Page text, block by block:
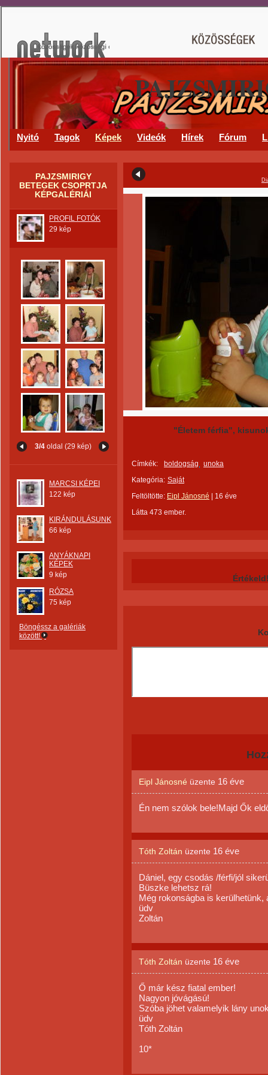
Nyitó Tagok Képek Videók Hírek Fórum
PAJZSMIRIGY
BETEGEK CSOPRTJA
KÉPGALÉRIÁI
PROFIL FOTÓK
29 kép
3/4 oldal (29 kép)
MARCSI KÉPEI
122 kép
KIRÁNDULÁSUNK
66 kép
ANYÁKNAPI
KÉPEK
9 kép
RÓZSA
75 kép
Böngéssz a galériák
között!
"Életem férfia",
Címkék: boldogság
unoka
Kategória: Saját
Feltöltötte: Eipl Jánosné
16 éve
Látta 473 ember.
Eipl Jánosné üzente 16 éve
Én nem szólok bele!Majd Ők
Tóth Zoltán üzente 16 éve
Dániel, egy csodás /férfi/jól
Büszke lehetsz rá!
Még rokonságba is kerülhetünk,
üdv
Zoltán
Tóth Zoltán üzente 16 éve
Ő már kész fiatal ember!
Nagyon jóvágású!
Szóba jöhet valamelyik lány
üdv
Tóth Zoltán
10*